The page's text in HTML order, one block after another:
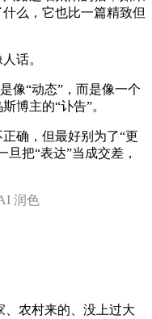
么，它也比一篇精致但
话。
像“动态”，而是像一个
博主的“讣告”。
确，但最好别为了“更
把“表达”当成交差，
润色
农村来的、没上过大